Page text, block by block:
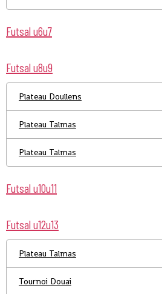
Futsal u6u7
Futsal u8u9
Plateau Doullens
Plateau Talmas
Plateau Talmas
Futsal u10u11
Futsal u12u13
Plateau Talmas
Tournoi Douai